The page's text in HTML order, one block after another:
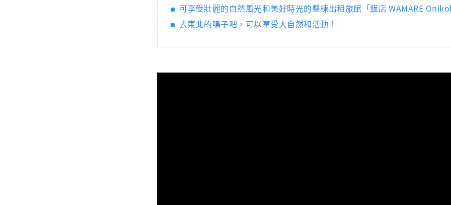
可享受壯麗的自然風光和美好時光的整棟出租旅館「飯店 WAMARE
去東北的鳴子吧，可以享受大自然和活動！